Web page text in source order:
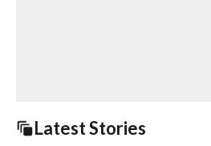
Latest Stories